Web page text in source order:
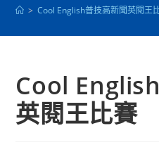
> Cool English普技高新聞英閱王
Cool
英閱王比賽